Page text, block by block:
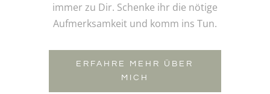
immer zu Dir. Schenke ihr die nötige
Aufmerksamkeit und komm ins Tun.
ERFAHRE MEHR ÜBER
MICH